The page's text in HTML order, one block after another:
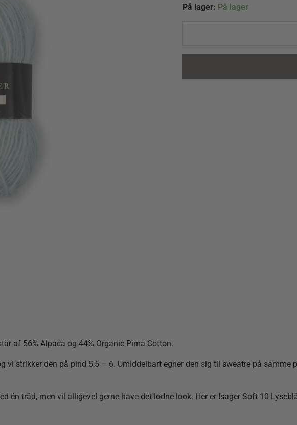
På lager: På lager
Isager
quantity
af 56% Alpaca og 44% Organic Pima Cotton.
vi strikker den på pind 5,5 – 6. Umiddelbart egner den sig til sweatre på
én tråd, men vil alligevel gerne have det lodne look. Her er Isager Soft 10